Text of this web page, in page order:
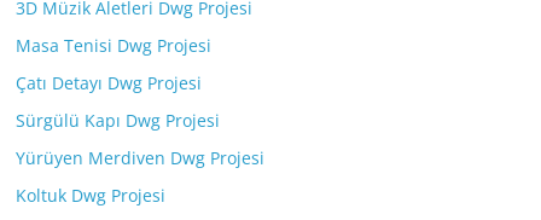
3D Müzik Aletleri Dwg Projesi
Masa Tenisi Dwg Projesi
Çatı Detayı Dwg Projesi
Sürgülü Kapı Dwg Projesi
Yürüyen Merdiven Dwg Projesi
Koltuk Dwg Projesi